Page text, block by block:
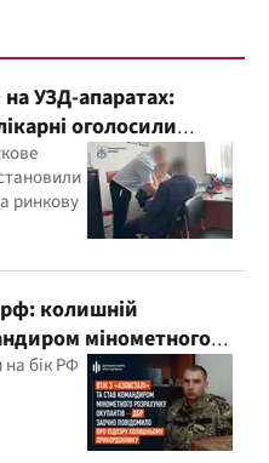
УЗД-апаратах:
оголосили
ринкову
колишній
мінометного
на бік РФ